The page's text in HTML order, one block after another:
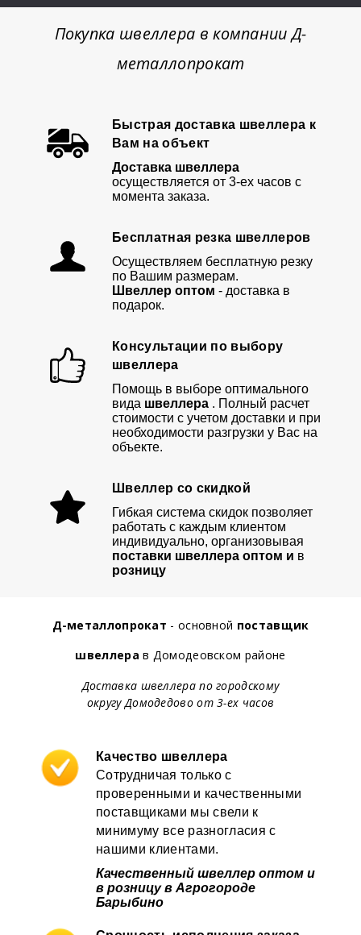
Покупка швеллера в компании Д-
металлопрокат
Быстрая доставка швеллера к
Вам на объект
Доставка швеллера
осуществляется от 3-ех часов с
момента заказа.
Бесплатная резка швеллеров
Осуществляем бесплатную резку
по Вашим размерам.
Швеллер оптом - доставка в
подарок.
Консультации по выбору
швеллера
Помощь в выборе оптимального
вида швеллера . Полный расчет
стоимости с учетом доставки и при
необходимости разгрузки у Вас на
объекте.
Швеллер со скидкой
Гибкая система скидок позволяет
работать с каждым клиентом
индивидуально, организовывая
поставки швеллера оптом и в
розницу
Д-металлопрокат - основной поставщик
швеллера в Домодеовском районе
Доставка швеллера по городскому
округу Домодедово от 3-ех часов
Качество швеллера
Сотрудничая только с
проверенными и качественными
поставщиками мы свели к
минимуму все разногласия с
нашими клиентами.
Качественный швеллер оптом и
в розницу в Агрогороде
Барыбино